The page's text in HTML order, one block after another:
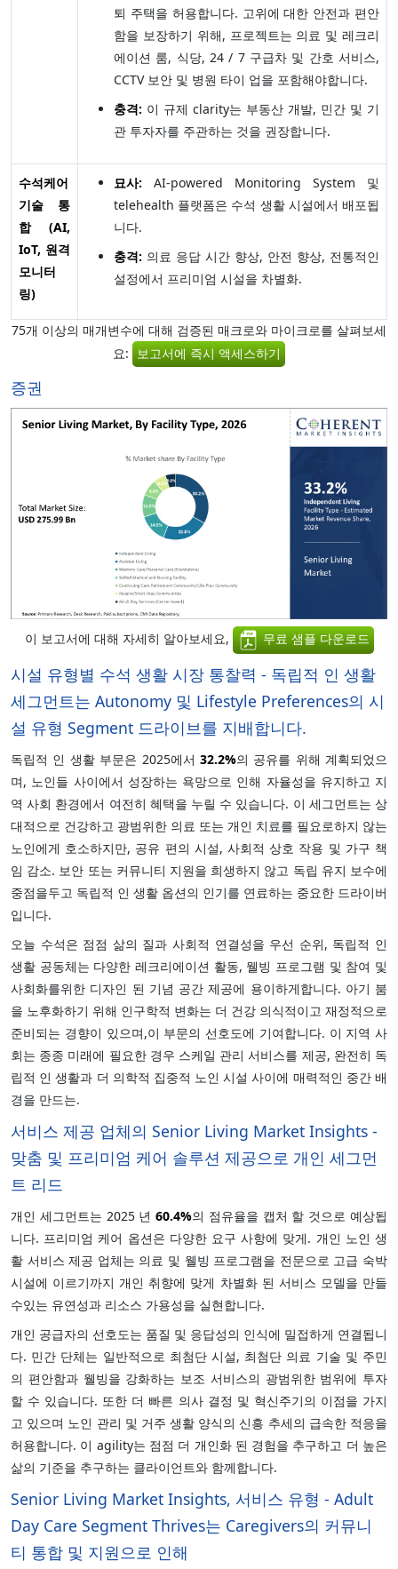
퇴 주택을 허용합니다. 고위에 대한 안전과 편안
함을 보장하기 위해, 프로젝트는 의료 및 레크리
에이션 룸, 식당, 24 / 7 구급차 및 간호 서비스,
CCTV 보안 및 병원 타이 업을 포함해야합니다.
충격: 이 규제 clarity는 부동산 개발, 민간 및 기
관 투자자를 주관하는 것을 권장합니다.
수석케어
기술 통
합 (AI,
IoT, 원격
모니터
링)
묘사: AI-powered Monitoring System 및
telehealth 플랫폼은 수석 생활 시설에서 배포됩
니다.
충격: 의료 응답 시간 향상, 안전 향상, 전통적인
설정에서 프리미엄 시설을 차별화.
75개 이상의 매개변수에 대해 검증된 매크로와 마이크로를 살펴보세
요: 보고서에 즉시 액세스하기
증권
이 보고서에 대해 자세히 알아보세요, 무료 샘플 다운로드
시설 유형별 수석 생활 시장 통찰력 - 독립적 인 생활
세그먼트는 Autonomy 및 Lifestyle Preferences의 시
설 유형 Segment 드라이브를 지배합니다.
독립적 인 생활 부문은 2025에서 32.2%의 공유를 위해 계획되었으
며, 노인들 사이에서 성장하는 욕망으로 인해 자율성을 유지하고 지
역 사회 환경에서 여전히 혜택을 누릴 수 있습니다. 이 세그먼트는 상
대적으로 건강하고 광범위한 의료 또는 개인 치료를 필요로하지 않는
노인에게 호소하지만, 공유 편의 시설, 사회적 상호 작용 및 가구 책
임 감소. 보안 또는 커뮤니티 지원을 희생하지 않고 독립 유지 보수에
중점을두고 독립적 인 생활 옵션의 인기를 연료하는 중요한 드라이버
입니다.
오늘 수석은 점점 삶의 질과 사회적 연결성을 우선 순위, 독립적 인
생활 공동체는 다양한 레크리에이션 활동, 웰빙 프로그램 및 참여 및
사회화를위한 디자인 된 기념 공간 제공에 용이하게합니다. 아기 붐
을 노후화하기 위해 인구학적 변화는 더 건강 의식적이고 재정적으로
준비되는 경향이 있으며,이 부문의 선호도에 기여합니다. 이 지역 사
회는 종종 미래에 필요한 경우 스케일 관리 서비스를 제공, 완전히 독
립적 인 생활과 더 의학적 집중적 노인 시설 사이에 매력적인 중간 배
경을 만드는.
서비스 제공 업체의 Senior Living Market Insights -
맞춤 및 프리미엄 케어 솔루션 제공으로 개인 세그먼
트 리드
개인 세그먼트는 2025 년60.4%의 점유율을 캡처 할 것으로 예상됩
니다. 프리미엄 케어 옵션은 다양한 요구 사항에 맞게. 개인 노인 생
활 서비스 제공 업체는 의료 및 웰빙 프로그램을 전문으로 고급 숙박
시설에 이르기까지 개인 취향에 맞게 차별화 된 서비스 모델을 만들
수있는 유연성과 리소스 가용성을 실현합니다.
개인 공급자의 선호도는 품질 및 응답성의 인식에 밀접하게 연결됩니
다. 민간 단체는 일반적으로 최첨단 시설, 최첨단 의료 기술 및 주민
의 편안함과 웰빙을 강화하는 보조 서비스의 광범위한 범위에 투자
할 수 있습니다. 또한 더 빠른 의사 결정 및 혁신주기의 이점을 가지
고 있으며 노인 관리 및 거주 생활 양식의 신흥 추세의 급속한 적응을
허용합니다. 이 agility는 점점 더 개인화 된 경험을 추구하고 더 높은
삶의 기준을 추구하는 클라이언트와 함께합니다.
Senior Living Market Insights, 서비스 유형 - Adult
Day Care Segment Thrives는 Caregivers의 커뮤니
티 통합 및 지원으로 인해